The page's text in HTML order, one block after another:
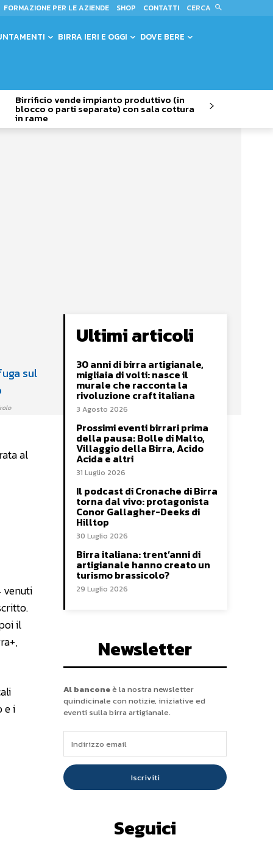
FORMAZIONE PER LE AZIENDE SHOP CONTATTI CERCA
BIRRA IERI E OGGI DOVE BERE
Birrificio vende impianto produttivo (in
blocco o parti separate) con sala cottura
in rame
al
venuti
il
e i
Ultimi articoli
30 anni di birra artigianale,
migliaia di volti: nasce il
murale che racconta la
rivoluzione craft italiana
3 Agosto 2026
Prossimi eventi birrari prima
della pausa: Bolle di Malto,
Villaggio della Birra, Acido
Acida e altri
31 Luglio 2026
Il podcast di Cronache di Birra
torna dal vivo: protagonista
Conor Gallagher-Deeks di
Hilltop
30 Luglio 2026
Birra italiana: trent’anni di
artigianale hanno creato un
turismo brassicolo?
29 Luglio 2026
Newsletter
Al banconeè la nostra newsletter
quindicinale con notizie, iniziative ed
eventi sulla birra artigianale.
Iscriviti
Seguici